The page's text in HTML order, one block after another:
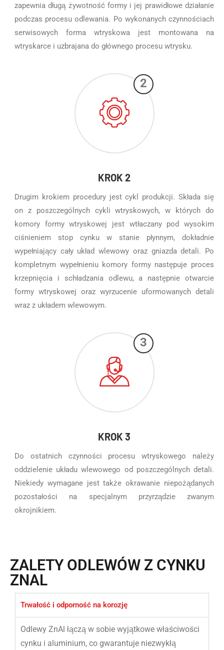
zapewnia długą żywotność formy i jej prawidłowe działanie
podczas procesu odlewania. Po wykonanych czynnościach
serwisowych forma wtryskowa jest montowana na
wtryskarce i uzbrajana do głównego procesu wtrysku.
2
KROK 2
Drugim krokiem procedury jest cykl produkcji. Składa się
on z poszczególnych cykli wtryskowych, w których do
komory formy wtryskowej jest wtłaczany pod wysokim
ciśnieniem stop cynku w stanie płynnym, dokładnie
wypełniający cały układ wlewowy oraz gniazda detali. Po
kompletnym wypełnieniu komory formy następuje proces
krzepnięcia i schładzania odlewu, a następnie otwarcie
formy wtryskowej oraz wyrzucenie uformowanych detali
wraz z układem wlewowym.
3
KROK 3
Do ostatnich czynności procesu wtryskowego należy
oddzielenie układu wlewowego od poszczególnych detali.
Niekiedy wymagane jest także okrawanie niepożądanych
pozostałości na specjalnym przyrządzie zwanym
okrojnikiem.
ZALETY ODLEWÓW Z CYNKU
ZNAL
Trwałość i odporność na korozję
Odlewy ZnAl łączą w sobie wyjątkowe właściwości
cynku i aluminium, co gwarantuje niezwykłą